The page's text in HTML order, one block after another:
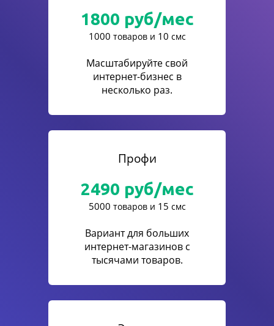
1800 руб/мес
1000 товаров и 10 смс
Масштабируйте свой
интернет-бизнес в
несколько раз.
Профи
2490 руб/мес
5000 товаров и 15 смс
Вариант для больших
интернет-магазинов с
тысячами товаров.